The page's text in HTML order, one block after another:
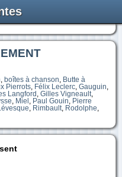
boîtes à chanson
Butte à
Pierrots Félix Leclerc Gauguin
Langford Gilles Vigneault
Miel Paul Gouin
Pierre
Rimbault Rodolphe